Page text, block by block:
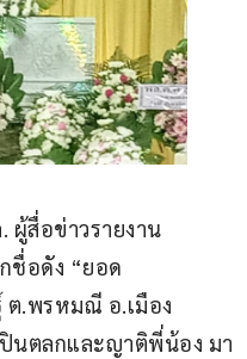
ผู้สื่อข่าวรายงาน
ชื่อดัง “ยอด
ต.พรหมณี อ.เมือง
นตลกและญาติพี่น้อง มา